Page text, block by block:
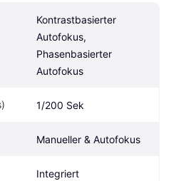
Kontrastbasierter
Autofokus,
Phasenbasierter
Autofokus
1/200 Sek
Manueller & Autofokus
Integriert